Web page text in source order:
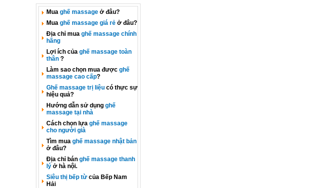
Mua ghế massage ở đâu?
Mua ghế massage giá rẻ ở đâu?
Địa chỉ mua ghế massage chính
hãng
Lợi ích của ghế massage toàn
thân ?
Làm sao chọn mua được ghế
massage cao cấp?
Ghế massage trị liệu có thực sự
hiệu quả?
Hướng dẫn sử dụng ghế
massage tại nhà
Cách chọn lựa ghế massage
cho người già
Tìm mua ghế massage nhật bản
ở đâu?
Địa chỉ bán ghế massage thanh
lý ở hà nội.
Siêu thị bếp từ của Bếp Nam
Hải